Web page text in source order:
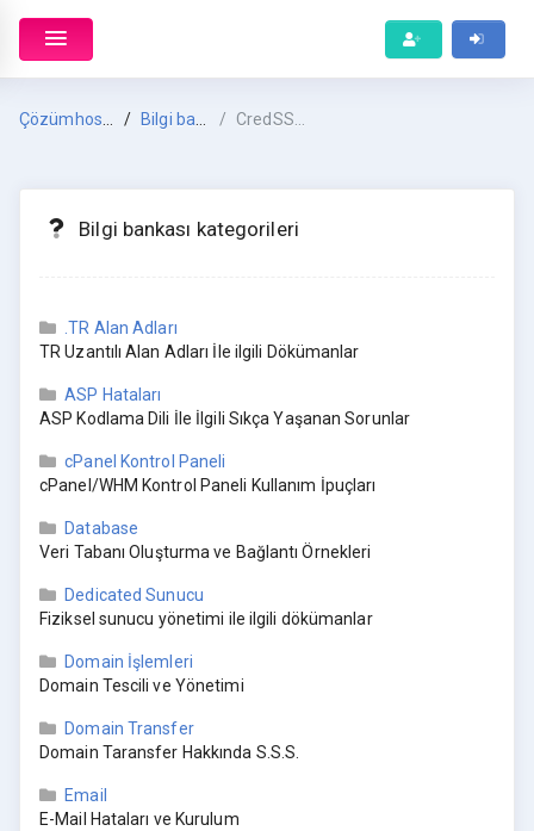
Bilgi bankası CredSSP Şifreleme Oracle Hatası Çözümü
Bilgi bankası kategorileri
.TR Alan Adları
TR Uzantılı Alan Adları İle ilgili Dökümanlar
ASP Hataları
ASP Kodlama Dili İle İlgili Sıkça Yaşanan Sorunlar
cPanel Kontrol Paneli
cPanel/WHM Kontrol Paneli Kullanım İpuçları
Database
Veri Tabanı Oluşturma ve Bağlantı Örnekleri
Dedicated Sunucu
Fiziksel sunucu yönetimi ile ilgili dökümanlar
Domain İşlemleri
Domain Tescili ve Yönetimi
Domain Transfer
Domain Taransfer Hakkında S.S.S.
Email
E-Mail Hataları ve Kurulum